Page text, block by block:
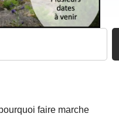
faire marche